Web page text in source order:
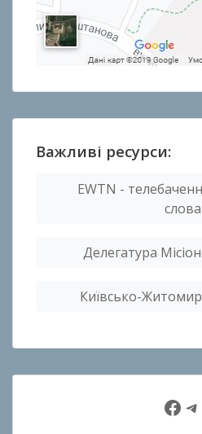
Важливі ресурси:
EWTN -
слова
Делегатура
Київсько-